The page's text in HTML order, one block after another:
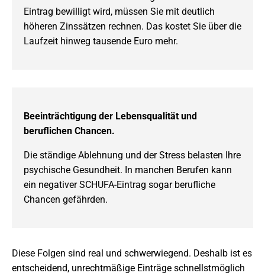
Eintrag bewilligt wird, müssen Sie mit deutlich
höheren Zinssätzen rechnen. Das kostet Sie über die
Laufzeit hinweg tausende Euro mehr.
Beeinträchtigung der Lebensqualität und
beruflichen Chancen.
Die ständige Ablehnung und der Stress belasten Ihre
psychische Gesundheit. In manchen Berufen kann
ein negativer SCHUFA-Eintrag sogar berufliche
Chancen gefährden.
Diese Folgen sind real und schwerwiegend. Deshalb ist es
entscheidend, unrechtmäßige Einträge schnellstmöglich